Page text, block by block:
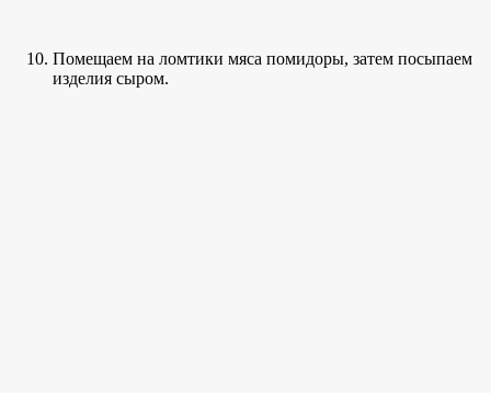
Помещаем на ломтики мяса помидоры, затем посыпаем
изделия сыром.